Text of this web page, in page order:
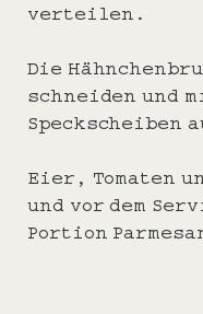
verteilen.
Die
schneiden und
Speckscheiben
Eier, Tomaten
und vor dem
Portion